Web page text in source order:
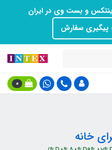
و بست وی در ایران
0
خانه